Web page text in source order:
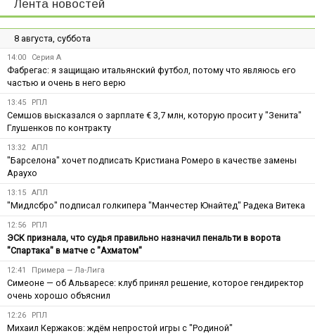
Лента новостей
8 августа, суббота
14:00 Серия А
Фабрегас: я защищаю итальянский футбол, потому что являюсь его
частью и очень в него верю
13:45 РПЛ
Семшов высказался о зарплате € 3,7 млн, которую просит у "Зенита"
Глушенков по контракту
13:32 АПЛ
"Барселона" хочет подписать Кристиана Ромеро в качестве замены
Араухо
13:15 АПЛ
"Мидлсбро" подписал голкипера "Манчестер Юнайтед" Радека Витека
12:56 РПЛ
ЭСК признала, что судья правильно назначил пенальти в ворота
"Спартака" в матче с "Ахматом"
12:41 Примера — Ла-Лига
Симеоне — об Альваресе: клуб принял решение, которое гендиректор
очень хорошо объяснил
12:26 РПЛ
Михаил Кержаков: ждём непростой игры с "Родиной"